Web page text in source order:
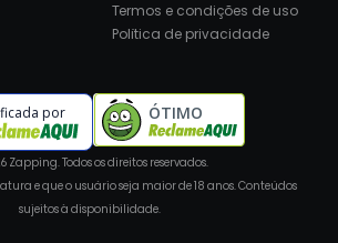
Termos e condições de uso
Política de privacidade
por ÓTIMO
Zapping. Todos os direitos reservados.
e que o usuário seja maior de 18 anos. Conteúdos
sujeitos à disponibilidade.